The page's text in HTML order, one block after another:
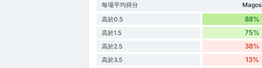
每場平均得分 Magos
高於0.5
88%
高於1.5 75%
高於2.5 38%
高於3.5 13%